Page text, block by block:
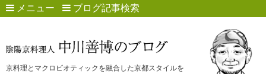
メニュー ブログ記事検索
京料理とマクロビオティックを融合した京都スタイルを